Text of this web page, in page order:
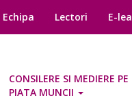
Echipa Lectori E-
CONSILERE SI MEDIERE PE
PIATA MUNCII